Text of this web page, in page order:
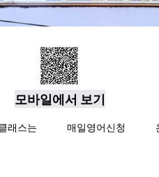
모바일에서 보기
래스는 매일영어신청